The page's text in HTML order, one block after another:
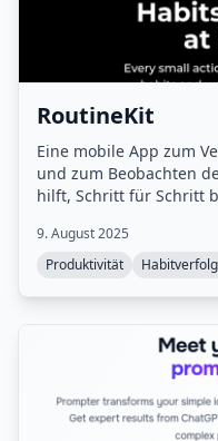
RoutineKit
Eine mobile App zum
und zum Beobachten
hilft, Schritt für Schritt
9. August 2025
Produktivität